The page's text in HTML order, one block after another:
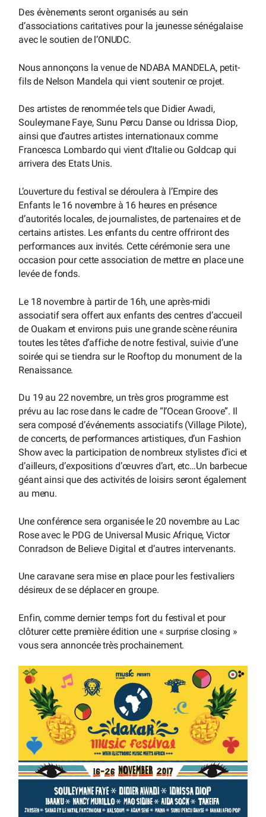
Des évènements seront organisés au sein
d’associations caritatives pour la jeunesse sénégalaise
avec le soutien de l’ONUDC.
Nous annonçons la venue de NDABA MANDELA, petit-
fils de Nelson Mandela qui vient soutenir ce projet.
Des artistes de renommée tels que Didier Awadi,
Souleymane Faye, Sunu Percu Danse ou Idrissa Diop,
ainsi que d’autres artistes internationaux comme
Francesca Lombardo qui vient d’Italie ou Goldcap qui
arrivera des Etats Unis.
L’ouverture du festival se déroulera à l’Empire des
Enfants le 16 novembre à 16 heures en présence
d’autorités locales, de journalistes, de partenaires et de
certains artistes. Les enfants du centre offriront des
performances aux invités. Cette cérémonie sera une
occasion pour cette association de mettre en place une
levée de fonds.
Le 18 novembre à partir de 16h, une après-midi
associatif sera offert aux enfants des centres d’accueil
de Ouakam et environs puis une grande scène réunira
toutes les têtes d’affiche de notre festival, suivie d’une
soirée qui se tiendra sur le Rooftop du monument de la
Renaissance.
Du 19 au 22 novembre, un très gros programme est
prévu au lac rose dans le cadre de “l’Ocean Groove”. Il
sera composé d’événements associatifs (Village Pilote),
de concerts, de performances artistiques, d’un Fashion
Show avec la participation de nombreux stylistes d’ici et
d’ailleurs, d’expositions d’œuvres d’art, etc…Un barbecue
géant ainsi que des activités de loisirs seront également
au menu.
Une conférence sera organisée le 20 novembre au Lac
Rose avec le PDG de Universal Music Afrique, Victor
Conradson de Believe Digital et d’autres intervenants.
Une caravane sera mise en place pour les festivaliers
désireux de se déplacer en groupe.
Enfin, comme dernier temps fort du festival et pour
clôturer cette première édition une « surprise closing »
vous sera annoncée très prochainement.